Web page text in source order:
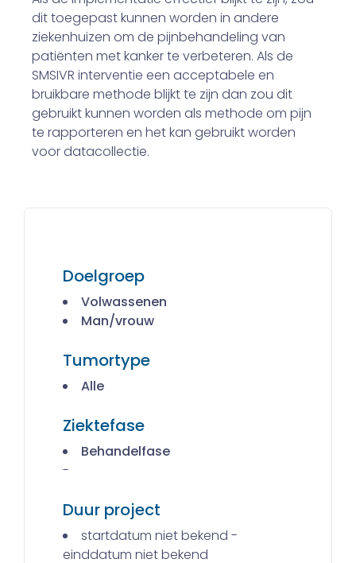
dit toegepast kunnen worden in andere
ziekenhuizen om de pijnbe­handeling van
patiënten met kanker te verbeteren. Als de
SMS­IVR interventie een acceptabele en
bruikbare methode blijkt te zijn dan zou dit
gebruikt kunnen worden als methode om pijn
te rapporteren en het kan gebruikt worden
voor datacollectie.
Doelgroep
Volwassenen
Man/vrouw
Tumortype
Alle
Ziektefase
Behandelfase
-
Duur project
startdatum niet bekend -
einddatum niet bekend